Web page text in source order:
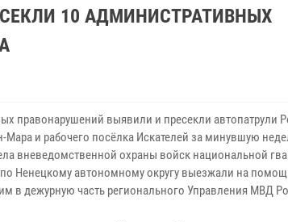
10 АДМИНИСТРАТИВНЫХ
правонарушений выявили и пресекли автопатрули
Мара и рабочего посёлка Искателей за минувшую
вневедомственной охраны войск национальной
Ненецкому автономному округу выезжали на
в дежурную часть регионального Управления МВД